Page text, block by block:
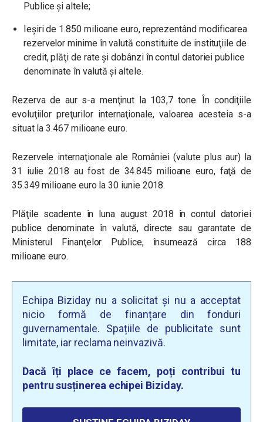
Publice și altele;
Ieşiri de 1.850 milioane euro, reprezentând modificarea
rezervelor minime în valută constituite de instituţiile de
credit, plăţi de rate şi dobânzi în contul datoriei publice
denominate în valută şi altele.
Rezerva de aur s-a menţinut la 103,7 tone. În condiţiile
evoluţiilor preţurilor internaţionale, valoarea acesteia s-a
situat la 3.467 milioane euro.
Rezervele internaţionale ale României (valute plus aur) la
31 iulie 2018 au fost de 34.845 milioane euro, faţă de
35.349 milioane euro la 30 iunie 2018.
Plăţile scadente în luna august 2018 în contul datoriei
publice denominate în valută, directe sau garantate de
Ministerul Finanţelor Publice, însumează circa 188
milioane euro.
Echipa Biziday nu a solicitat și nu a acceptat
nicio formă de finanțare din fonduri
guvernamentale. Spațiile de publicitate sunt
limitate, iar reclama neinvazivă.
Dacă îți place ce facem, poți contribui tu
pentru susținerea echipei Biziday.